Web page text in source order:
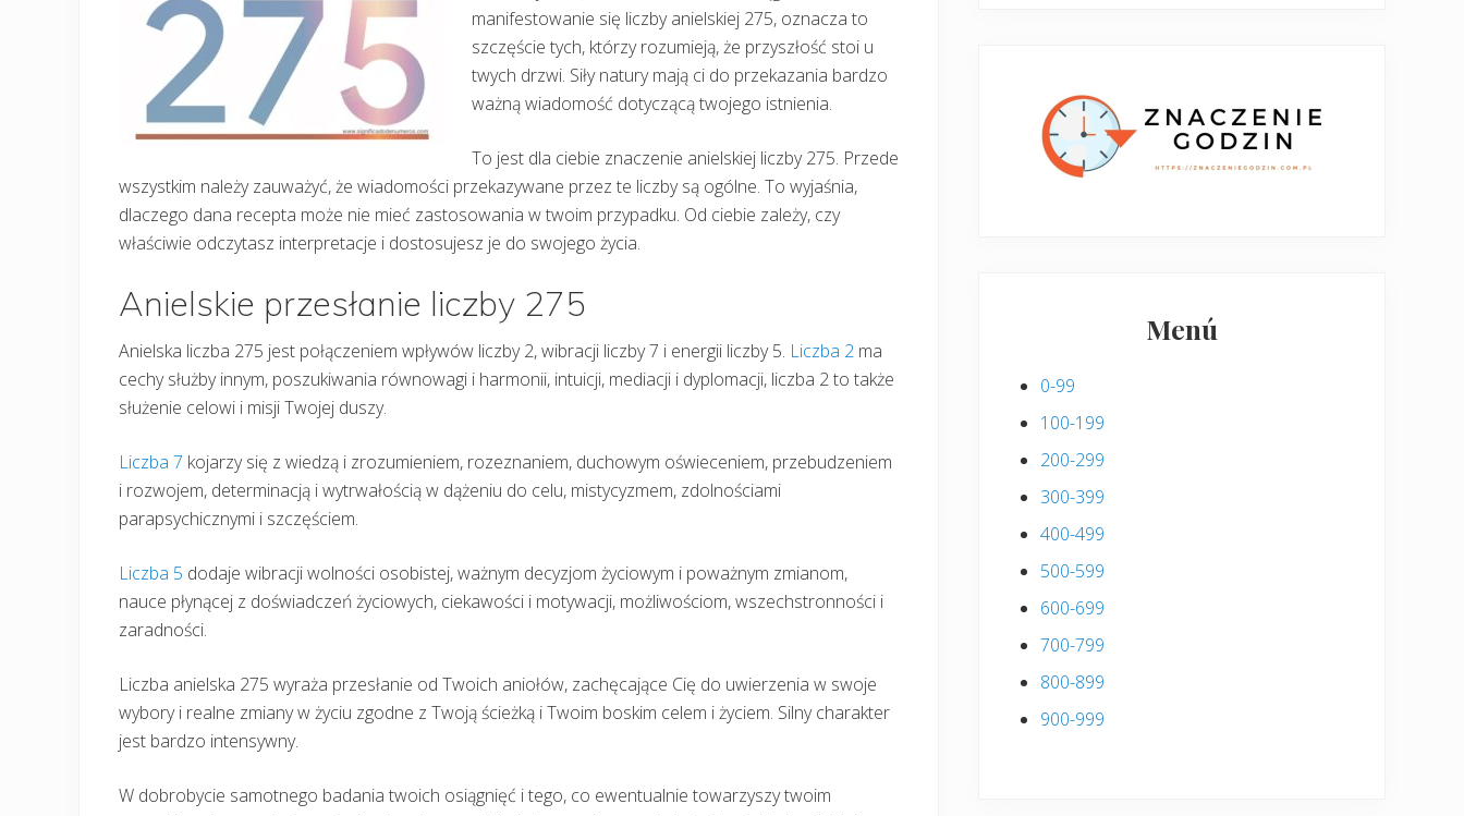
manifestowanie się liczby anielskiej 275, oznacza to
szczęście tych, którzy rozumieją, że przyszłość stoi u
twych drzwi. Siły natury mają ci do przekazania bardzo
ważną wiadomość dotyczącą twojego istnienia.
To jest dla ciebie znaczenie anielskiej liczby 275. Przede
wszystkim należy zauważyć, że wiadomości przekazywane przez te liczby są ogólne. To wyjaśnia,
dlaczego dana recepta może nie mieć zastosowania w twoim przypadku. Od ciebie zależy, czy
właściwie odczytasz interpretacje i dostosujesz je do swojego życia.
Anielskie przesłanie liczby 275
Anielska liczba 275 jest połączeniem wpływów liczby 2, wibracji liczby 7 i energii liczby 5. Liczba 2 ma
cechy służby innym, poszukiwania równowagi i harmonii, intuicji, mediacji i dyplomacji, liczba 2 to także
służenie celowi i misji Twojej duszy.
Liczba 7 kojarzy się z wiedzą i zrozumieniem, rozeznaniem, duchowym oświeceniem, przebudzeniem
i rozwojem, determinacją i wytrwałością w dążeniu do celu, mistycyzmem, zdolnościami
parapsychicznymi i szczęściem.
Liczba 5 dodaje wibracji wolności osobistej, ważnym decyzjom życiowym i poważnym zmianom,
nauce płynącej z doświadczeń życiowych, ciekawości i motywacji, możliwościom, wszechstronności i
zaradności.
Liczba anielska 275 wyraża przesłanie od Twoich aniołów, zachęcające Cię do uwierzenia w swoje
wybory i realne zmiany w życiu zgodne z Twoją ścieżką i Twoim boskim celem i życiem. Silny charakter
jest bardzo intensywny.
W dobrobycie samotnego badania twoich osiągnięć i tego, co ewentualnie towarzyszy twoim
Menú
0-99
100-199
200-299
300-399
400-499
500-599
600-699
700-799
800-899
900-999